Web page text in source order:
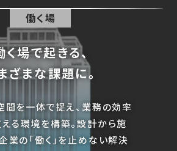
働く場
く場で起きる、
ざまな課題に。
間を一体で捉え、業務の効率
る環境を構築。設計から施
業の「働く」を止めない解決